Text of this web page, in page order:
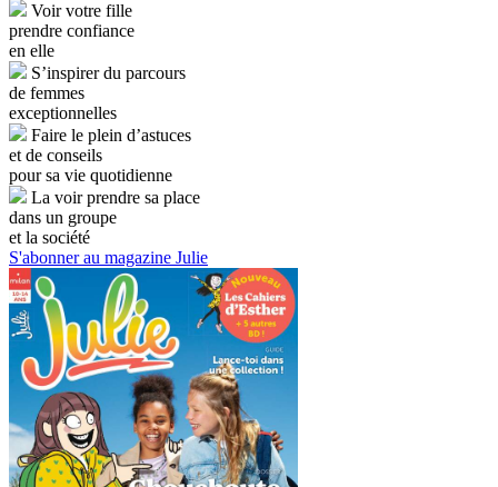
Voir votre fille
prendre confiance
en elle
S’inspirer du parcours
de femmes
exceptionnelles
Faire le plein d’astuces
et de conseils
pour sa vie quotidienne
La voir prendre sa place
dans un groupe
et la société
S'abonner au magazine Julie